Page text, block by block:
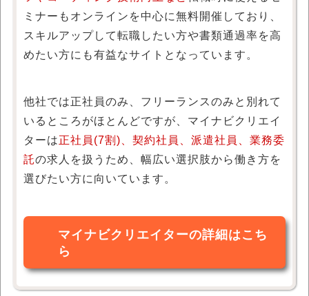
ミナーもオンラインを中心に無料開催しており、
スキルアップして転職したい方や書類通過率を高
めたい方にも有益なサイトとなっています。
他社では正社員のみ、フリーランスのみと別れて
いるところがほとんどですが、マイナビクリエイ
ターは正社員(7割)、契約社員、派遣社員、業務委
託の求人を扱うため、幅広い選択肢から働き方を
選びたい方に向いています。
マイナビクリエイターの詳細はこち
ら